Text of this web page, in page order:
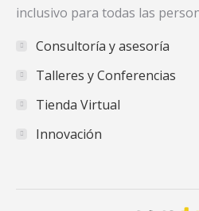
inclusivo para todas las
Consultoría y asesoría
Talleres y Conferencias
Tienda Virtual
Innovación